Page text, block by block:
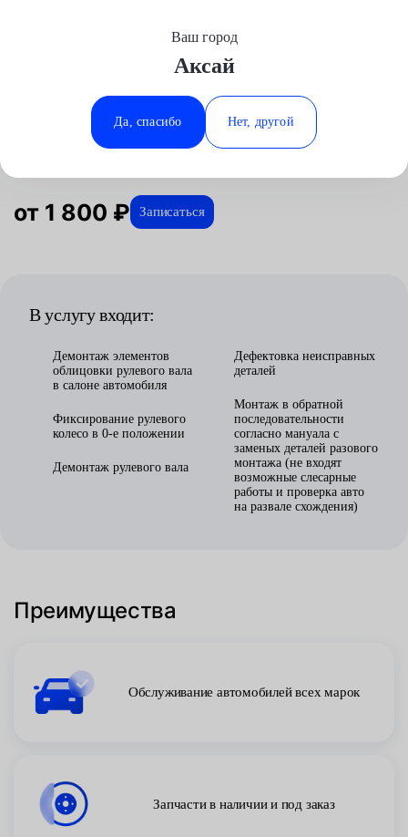
Минеральные Воды
Ростов-на-Дону
Ставрополь
Ваш город
Аксай
Да, спасибо Нет, другой
Автосервис
Замена рулевой колонки в Аксае
от 1 800 ₽ Записаться
В услугу входит:
Демонтаж элементов
облицовки рулевого вала
в салоне автомобиля
Фиксирование рулевого
колесо в 0-е положении
Демонтаж рулевого вала
Дефектовка неисправных
деталей
Монтаж в обратной
последовательности
согласно мануала с
заменых деталей разового
монтажа (не входят
возможные слесарные
работы и проверка авто
на развале схождения)
Преимущества
Обслуживание автомобилей всех марок
Запчасти в наличии и под заказ